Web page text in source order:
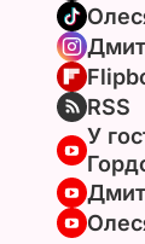
RSS
У